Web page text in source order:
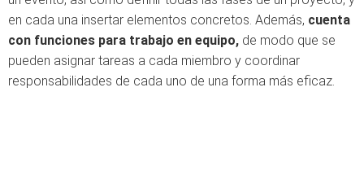
en cada una insertar elementos concretos. Además, cuenta
con funciones para trabajo en equipo, de modo que se
pueden asignar tareas a cada miembro y coordinar
responsabilidades de cada uno de una forma más eficaz.